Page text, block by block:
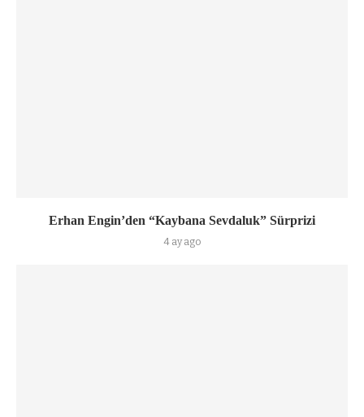
Erhan Engin’den “Kaybana Sevdaluk” Sürprizi
4 ay ago